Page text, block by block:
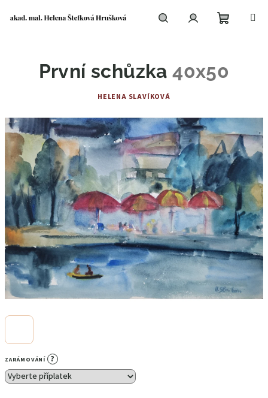
košík
ZARÁMOVÁNÍ ?
První schůzka40x50
HELENA SLAVÍKOVÁ